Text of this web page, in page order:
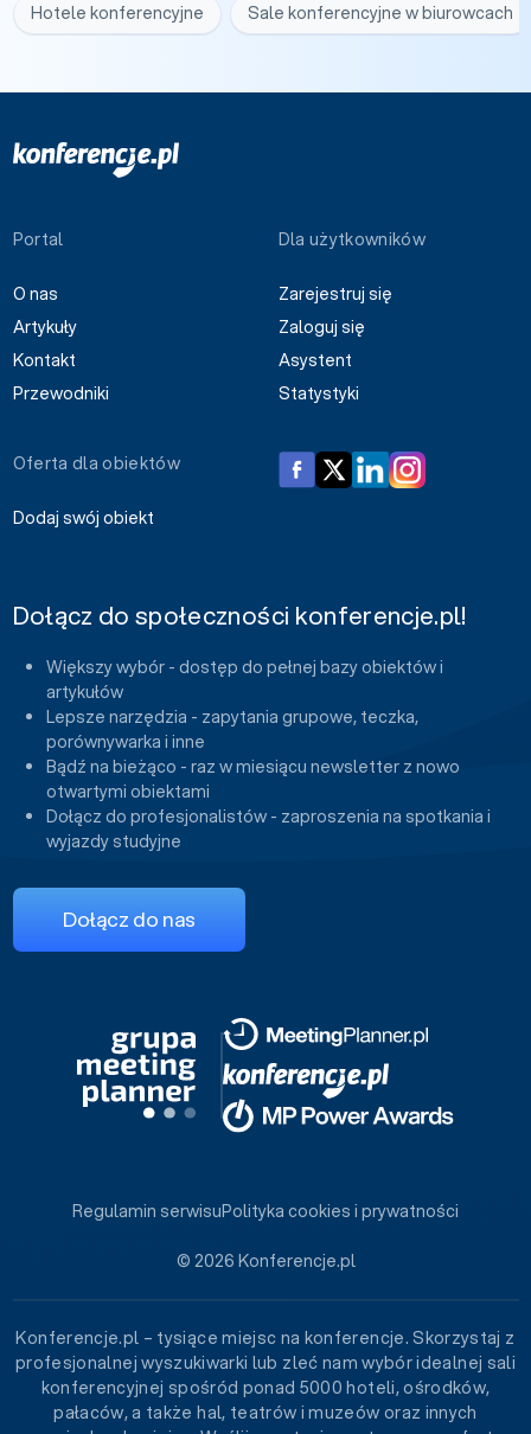
Hotele konferencyjne Sale konferencyjne w biurowcach
Portal
O nas
Artykuły
Kontakt
Przewodniki
Dla użytkowników
Zarejestruj się
Zaloguj się
Asystent
Statystyki
Oferta dla obiektów
Dodaj swój obiekt
Dołącz do społeczności konferencje.pl!
Większy wybór - dostęp do pełnej bazy obiektów i
artykułów
Lepsze narzędzia - zapytania grupowe, teczka,
porównywarka i inne
Bądź na bieżąco - raz w miesiącu newsletter z nowo
otwartymi obiektami
Dołącz do profesjonalistów - zaproszenia na spotkania i
wyjazdy studyjne
Dołącz do nas
© 2026 Konferencje.pl
Regulamin serwisuPolityka cookies i prywatności
Konferencje.pl – tysiące miejsc na konferencje. Skorzystaj z
profesjonalnej wyszukiwarki lub zleć nam wybór idealnej sali
konferencyjnej spośród ponad 5000 hoteli, ośrodków,
pałaców, a także hal, teatrów i muzeów oraz innych